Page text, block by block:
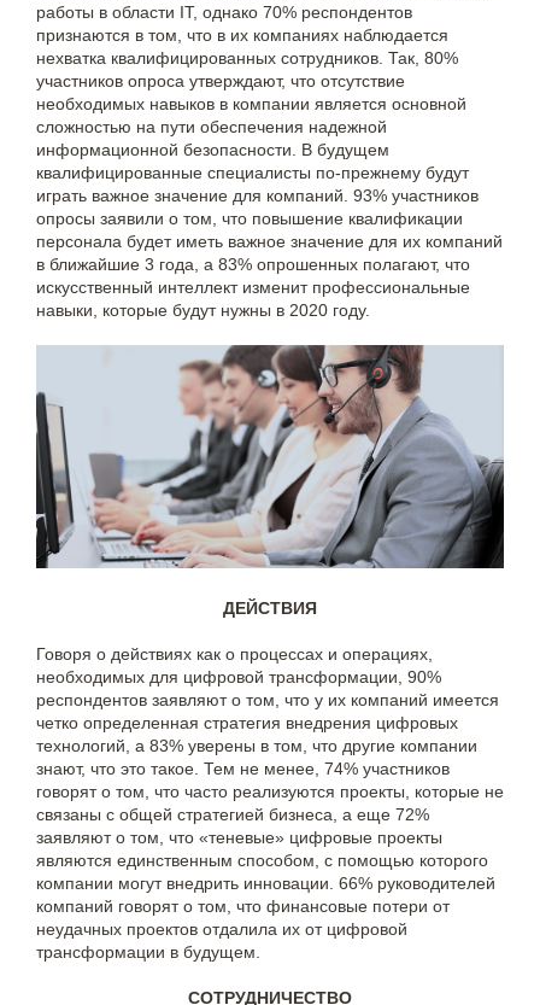
работы в области IT, однако 70% респондентов
признаются в том, что в их компаниях наблюдается
нехватка квалифицированных сотрудников. Так, 80%
участников опроса утверждают, что отсутствие
необходимых навыков в компании является основной
сложностью на пути обеспечения надежной
информационной безопасности. В будущем
квалифицированные специалисты по-прежнему будут
играть важное значение для компаний. 93% участников
опросы заявили о том, что повышение квалификации
персонала будет иметь важное значение для их компаний
в ближайшие 3 года, а 83% опрошенных полагают, что
искусственный интеллект изменит профессиональные
навыки, которые будут нужны в 2020 году.
ДЕЙСТВИЯ
Говоря о действиях как о процессах и операциях,
необходимых для цифровой трансформации, 90%
респондентов заявляют о том, что у их компаний имеется
четко определенная стратегия внедрения цифровых
технологий, а 83% уверены в том, что другие компании
знают, что это такое. Тем не менее, 74% участников
говорят о том, что часто реализуются проекты, которые не
связаны с общей стратегией бизнеса, а еще 72%
заявляют о том, что «теневые» цифровые проекты
являются единственным способом, с помощью которого
компании могут внедрить инновации. 66% руководителей
компаний говорят о том, что финансовые потери от
неудачных проектов отдалила их от цифровой
трансформации в будущем.
СОТРУДНИЧЕСТВО